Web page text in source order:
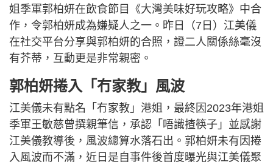
姐季軍郭柏妍在飲食節目《大灣美味好玩攻略》中合
作，令郭柏妍成為嫌疑人之一。昨日（7日）江美儀
在社交平台分享與郭柏妍的合照，證二人關係絲毫沒
有芥蒂，互動更是非常親密。
郭柏妍捲入「冇家教」風波
江美儀未有點名「冇家教」港姐，最終因2023年港姐
季軍王敏慈曾撰親筆信，承認「唔識揸筷子」並感謝
江美儀教導後，風波總算水落石出。郭柏妍未有因捲
入風波而不滿，近日是自事件後首度曝光與江美儀聚